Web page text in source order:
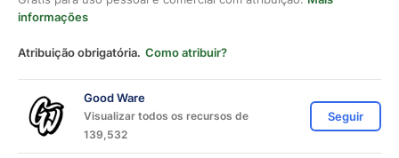
informações
Atribuição obrigatória. Como atribuir?
Good Ware
Visualizar todos os recursos de
139,532
Seguir